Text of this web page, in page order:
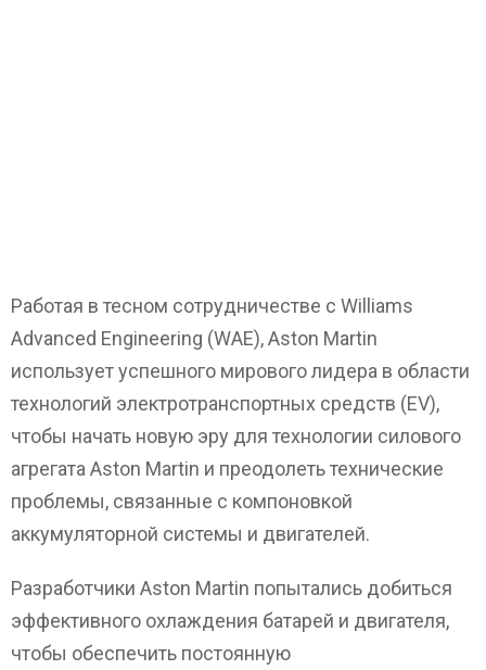
Работая в тесном сотрудничестве с Williams
Advanced Engineering (WAE), Aston Martin
использует успешного мирового лидера в области
технологий электротранспортных средств (EV),
чтобы начать новую эру для технологии силового
агрегата Aston Martin и преодолеть технические
проблемы, связанные с компоновкой
аккумуляторной системы и двигателей.
Разработчики Aston Martin попытались добиться
эффективного охлаждения батарей и двигателя,
чтобы обеспечить постоянную